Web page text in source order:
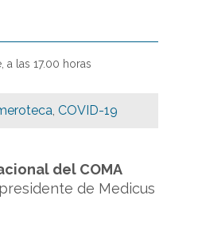
las 17.00 horas
, COVID-19
del COMA
de Medicus